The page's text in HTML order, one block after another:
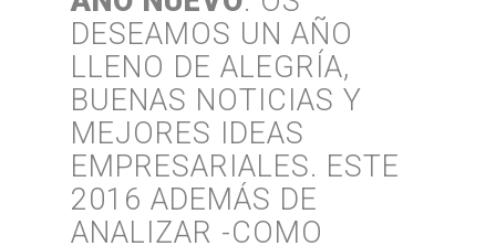
DESEAMOS UN AÑO
LLENO DE ALEGRÍA,
BUENAS NOTICIAS Y
MEJORES IDEAS
EMPRESARIALES. ESTE
2016 ADEMÁS DE
ANALIZAR -COMO